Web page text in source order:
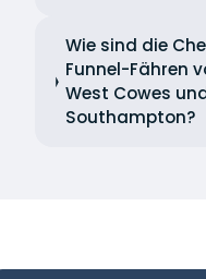
Wie sind die
Funnel-Fähren
West Cowes
Southampton?